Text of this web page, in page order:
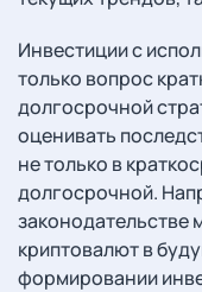
Инвестиции с
только вопрос
долгосрочной
оценивать
не только в
долгосрочной.
законодательстве
криптовалют в
формировании